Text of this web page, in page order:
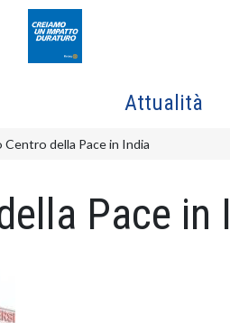
Attualità
della Pace in India
Pace in